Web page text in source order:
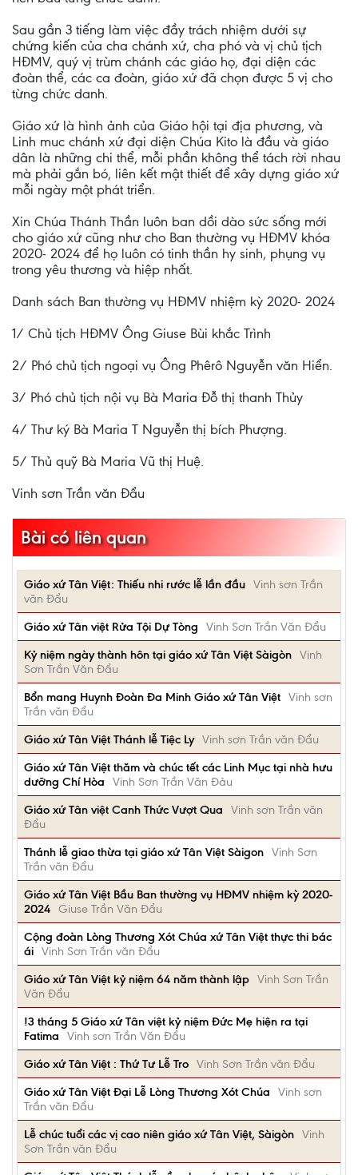
Sau gần 3 tiếng làm việc đầy trách nhiệm dưới sự
chứng kiến của cha chánh xứ, cha phó và vị chủ tịch
HĐMV, quý vị trùm chánh các giáo họ, đại diện các
đoàn thể, các ca đoàn, giáo xứ đã chọn được 5 vị cho
từng chức danh.
Giáo xứ là hình ảnh của Giáo hội tại địa phương, và
Linh muc chánh xứ đại diện Chúa Kito là đầu và giáo
dân là những chi thể, mỗi phần không thể tách rời nhau
mà phải gắn bó, liên kết mật thiết để xây dựng giáo xứ
mỗi ngày một phát triển.
Xin Chúa Thánh Thần luôn ban dồi dào sức sống mới
cho giáo xứ cũng như cho Ban thường vụ HĐMV khóa
2020- 2024 để họ luôn có tinh thần hy sinh, phụng vụ
trong yêu thương và hiệp nhất.
Danh sách Ban thường vụ HĐMV nhiệm kỳ 2020- 2024
1/ Chủ tịch HĐMV Ông Giuse Bùi khắc Trình
2/ Phó chủ tịch ngoại vụ Ông Phêrô Nguyễn văn Hiển.
3/ Phó chủ tịch nội vụ Bà Maria Đỗ thị thanh Thủy
4/ Thư ký Bà Maria T Nguyễn thị bích Phượng.
5/ Thủ quỹ Bà Maria Vũ thị Huệ.
Vinh sơn Trần văn Đẩu
Bài có liên quan
Giáo xứ Tân Việt: Thiếu nhi rước lễ lần đầu Vinh sơn Trần
văn Đẩu
Giáo xứ Tân việt Rửa Tội Dự Tòng
Vinh Sơn Trần Văn Đẩu
Kỷ niệm ngày thành hôn tại giáo xứ Tân Việt Sàigòn Vinh
Sơn Trần Văn Đẩu
Bổn mang Huynh Đoàn Đa Minh Giáo xứ Tân Việt Vinh sơn
Trần văn Đẩu
Giáo xứ Tân Việt Thánh lễ Tiệc Ly Vinh sơn Trần văn Đẩu
Giáo xứ Tân Việt thăm và chúc tết các Linh Mục tại nhà hưu
dưỡng Chí Hòa
Vinh Sơn Trần Văn Đảu
Giáo xứ Tân việt Canh Thức Vượt Qua
Vinh sơn Trần văn
Đẩu
Thánh lễ giao thừa tại giáo xứ Tân Việt Sàigon Vinh Sơn
Trần văn Đẩu
Giáo xứ Tân Việt Bầu Ban thường vụ HĐMV nhiệm kỳ 2020-
2024 Giuse Trần Văn Đẩu
Cộng đoàn Lòng Thương Xót Chúa xứ Tân Việt thực thi bác
ái Vinh Sơn Trần văn Đẩu
Giáo xứ Tân Việt kỷ niệm 64 năm thành lập Vinh Sơn Trần
Văn Đẩu
!3 tháng 5 Giáo xứ Tân việt kỷ niệm Đức Mẹ hiện ra tại
Fatima
Vinh sơn Trần Văn Đẩu
Giáo xứ Tân Việt : Thứ Tư Lễ Tro Vinh Sơn Trần văn Đẩu
Giáo xứ Tân Việt Đại Lễ Lòng Thương Xót Chúa
Vinh sơn
Trần văn Đẩu
Lễ chúc tuổi các vị cao niên giáo xứ Tân Việt, Sàigòn Vinh
Sơn Trần văn Đẩu